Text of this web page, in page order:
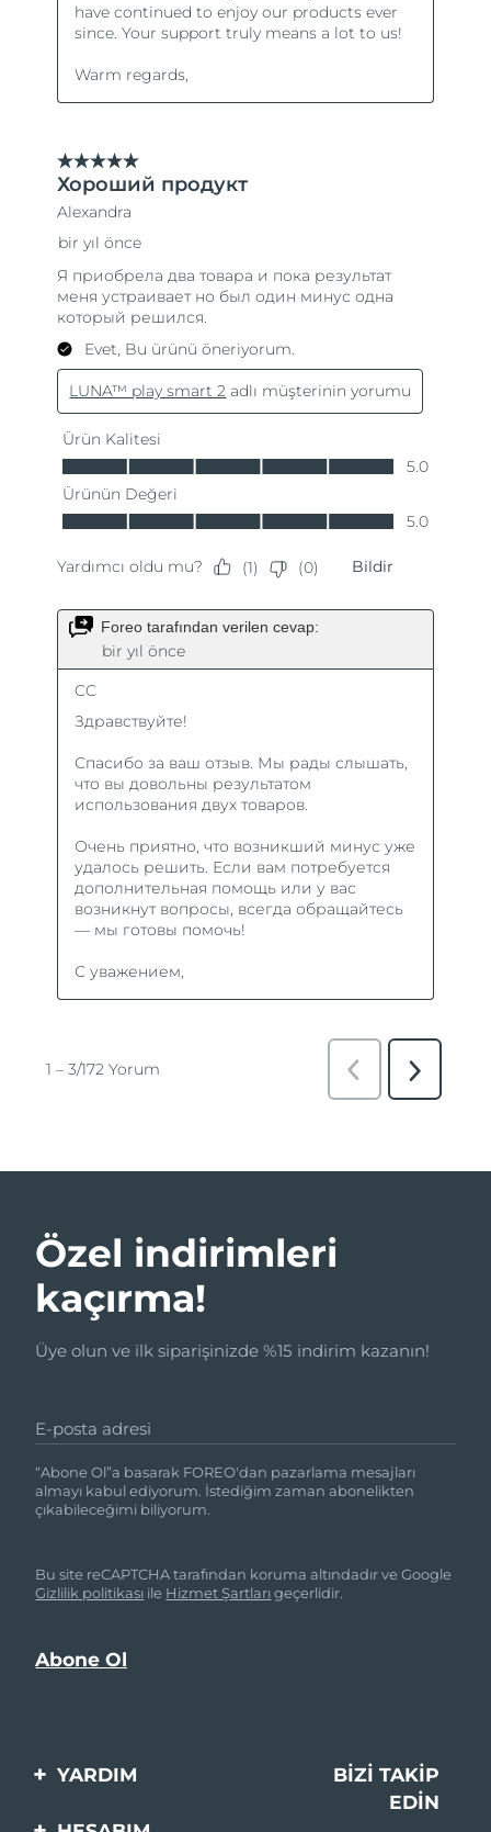
Özel indirimleri
kaçırma!
Üye olun ve ilk siparişinizde %15 indirim kazanın!
E-posta adresi
“Abone Ol”a basarak FOREO'dan pazarlama mesajları
almayı kabul ediyorum. İstediğim zaman abonelikten
çıkabileceğimi biliyorum.
Bu site reCAPTCHA tarafından koruma altındadır ve Google
Gizlilik politikası ile Hizmet Şartlarıgeçerlidir.
YARDIM
Bi̇zi̇mle İleti̇şi̇me Geçi̇n
BIZI TAKIP
EDIN